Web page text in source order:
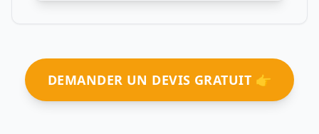
DEMANDER UN DEVIS GRATUIT 👉